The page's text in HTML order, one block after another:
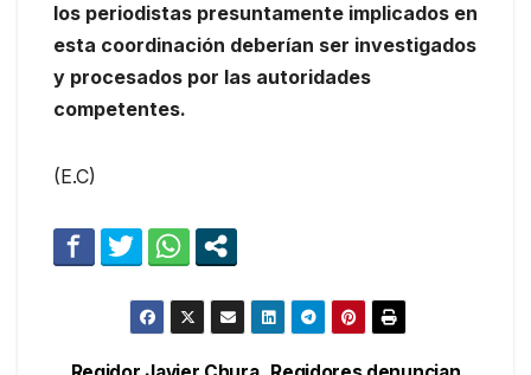
los periodistas presuntamente implicados en
esta coordinación deberían ser investigados
y procesados por las autoridades
competentes.
(E.C)